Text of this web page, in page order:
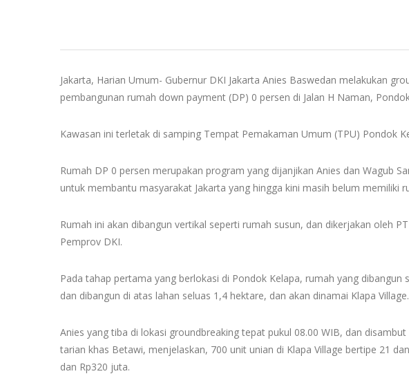
Jakarta, Harian Umum- Gubernur DKI Jakarta Anies Baswedan melakukan
pembangunan rumah down payment (DP) 0 persen di Jalan H Naman,
Kawasan ini terletak di samping Tempat Pemakaman Umum (TPU) Pondok
Rumah DP 0 persen merupakan program yang dijanjikan Anies dan Wagub
untuk membantu masyarakat Jakarta yang hingga kini masih belum memiliki
Rumah ini akan dibangun vertikal seperti rumah susun, dan dikerjakan oleh
Pemprov DKI.
Pada tahap pertama yang berlokasi di Pondok Kelapa, rumah yang dibangun
dan dibangun di atas lahan seluas 1,4 hektare, dan akan dinamai Klapa Village.
Anies yang tiba di lokasi groundbreaking tepat pukul 08.00 WIB, dan
tarian khas Betawi, menjelaskan, 700 unit unian di Klapa Village bertipe 21
dan Rp320 juta.